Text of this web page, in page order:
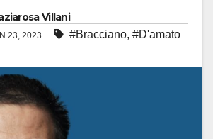
Villani
23, 2023 #Bracciano, #D'amato